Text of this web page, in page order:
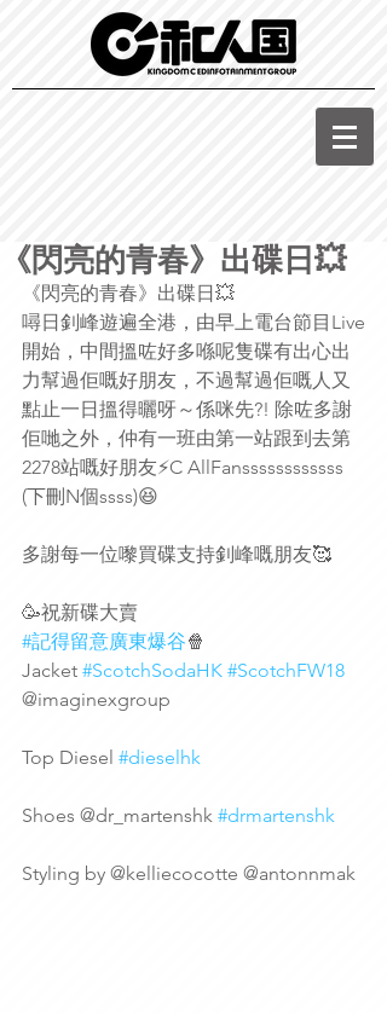
《閃亮的青春》出碟日💥
《閃亮的青春》出碟日💥
噚日釗峰遊遍全港，由早上電台節目Live
開始，中間搵咗好多喺呢隻碟有出心出
力幫過佢嘅好朋友，不過幫過佢嘅人又
點止一日搵得曬呀～係咪先?! 除咗多謝
佢哋之外，仲有一班由第一站跟到去第
2278站嘅好朋友⚡️C AllFanssssssssssss
(下刪N個ssss)😆
多謝每一位嚟買碟支持釗峰嘅朋友🥰
🥳祝新碟大賣
#記得留意廣東爆谷🍿
Jacket #ScotchSodaHK #ScotchFW18
@imaginexgroup
Top Diesel #dieselhk
Shoes @dr_martenshk #drmartenshk
Styling by @kelliecocotte @antonnmak